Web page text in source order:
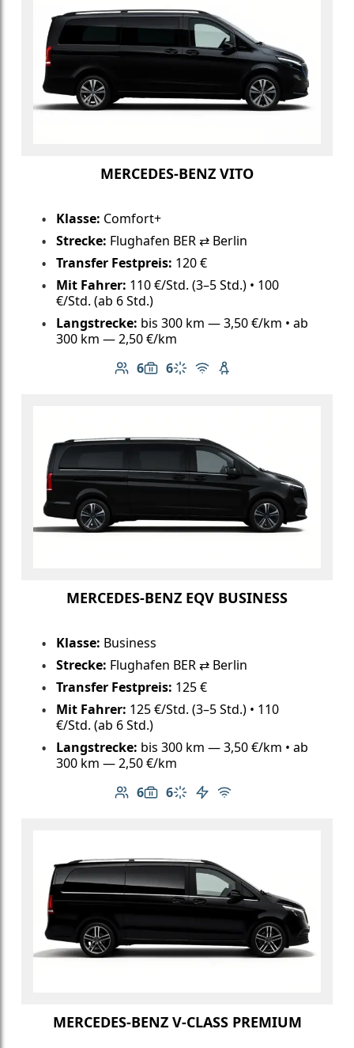
MERCEDES-BENZ VITO
Klasse: Comfort+
Strecke: Flughafen BER ⇄ Berlin
Transfer Festpreis: 120 €
Mit Fahrer: 110 €/Std. (3–5 Std.) • 100
€/Std. (ab 6 Std.)
Langstrecke: bis 300 km — 3,50 €/km • ab
300 km — 2,50 €/km
6
Anzahl der Passagiere: 6
6
Gepäckkapazität: 6
Klimaanlage
Kostenloses WLAN
Kindersitz verfügbar
MERCEDES-BENZ EQV BUSINESS
Klasse: Business
Strecke: Flughafen BER ⇄ Berlin
Transfer Festpreis: 125 €
Mit Fahrer: 125 €/Std. (3–5 Std.) • 110
€/Std. (ab 6 Std.)
Langstrecke: bis 300 km — 3,50 €/km • ab
300 km — 2,50 €/km
6
Anzahl der Passagiere: 6
6
Gepäckkapazität: 6
Klimaanlage
Elektrofahrzeug
Kostenloses WLAN
MERCEDES-BENZ V-CLASS PREMIUM